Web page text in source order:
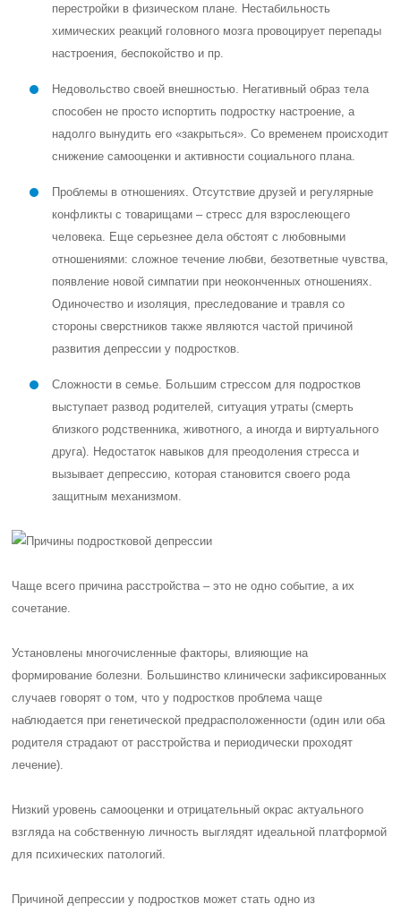
перестройки в физическом плане. Нестабильность
химических реакций головного мозга провоцирует перепады
настроения, беспокойство и пр.
Недовольство своей внешностью. Негативный образ тела
способен не просто испортить подростку настроение, а
надолго вынудить его «закрыться». Со временем происходит
снижение самооценки и активности социального плана.
Проблемы в отношениях. Отсутствие друзей и регулярные
конфликты с товарищами – стресс для взрослеющего
человека. Еще серьезнее дела обстоят с любовными
отношениями: сложное течение любви, безответные чувства,
появление новой симпатии при неоконченных отношениях.
Одиночество и изоляция, преследование и травля со
стороны сверстников также являются частой причиной
развития депрессии у подростков.
Сложности в семье. Большим стрессом для подростков
выступает развод родителей, ситуация утраты (смерть
близкого родственника, животного, а иногда и виртуального
друга). Недостаток навыков для преодоления стресса и
вызывает депрессию, которая становится своего рода
защитным механизмом.
Чаще всего причина расстройства – это не одно событие, а их
сочетание.
Установлены многочисленные факторы, влияющие на
формирование болезни. Большинство клинически зафиксированных
случаев говорят о том, что у подростков проблема чаще
наблюдается при генетической предрасположенности (один или оба
родителя страдают от расстройства и периодически проходят
лечение).
Низкий уровень самооценки и отрицательный окрас актуального
взгляда на собственную личность выглядят идеальной платформой
для психических патологий.
Причиной депрессии у подростков может стать одно из